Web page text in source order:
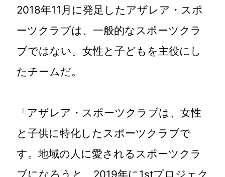
2018年11月に発足したアザレア・スポ
ーツクラブは、一般的なスポーツクラ
ブではない。女性と子どもを主役にし
たチームだ。
「アザレア・スポーツクラブは、女性
と子供に特化したスポーツクラブで
す。地域の人に愛されるスポーツクラ
ブになろうと、2019年に1stプロジェク